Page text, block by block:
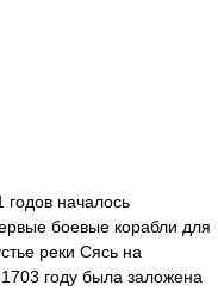
началось
боевые корабли для
реки Сясь на
году была заложена